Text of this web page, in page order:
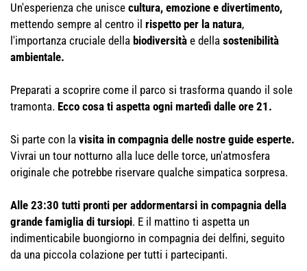
Un'esperienza che unisce cultura, emozione e divertimento,
mettendo sempre al centro il rispetto per la natura,
l'importanza cruciale della biodiversità e della sostenibilità
ambientale.
Preparati a scoprire come il parco si trasforma quando il sole
tramonta. Ecco cosa ti aspetta ogni martedì dalle ore 21.
Si parte con la visita in compagnia delle nostre guide esperte.
Vivrai un tour notturno alla luce delle torce, un'atmosfera
originale che potrebbe riservare qualche simpatica sorpresa.
Alle 23:30 tutti pronti per addormentarsi in compagnia della
grande famiglia di tursiopi. E il mattino ti aspetta un
indimenticabile buongiorno in compagnia dei delfini, seguito
da una piccola colazione per tutti i partecipanti.